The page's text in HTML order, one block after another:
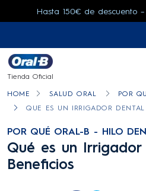
Hasta 150€ de descuento
Tienda Oficial
HOME SALUD ORAL POR
QUE ES UN IRRIGADOR DENTAL
POR QUÉ ORAL-B - HILO
Qué es un Irrigador
Beneficios